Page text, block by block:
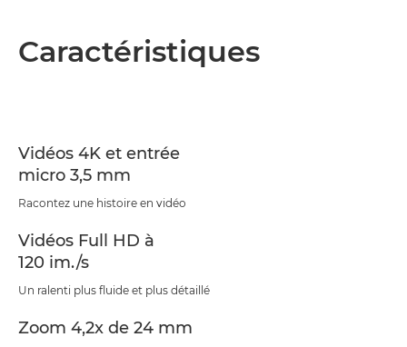
Caractéristiques
Vidéos 4K et entrée
micro 3,5 mm
Racontez une histoire en vidéo
Vidéos Full HD à
120 im./s
Un ralenti plus fluide et plus détaillé
Zoom 4,2x de 24 mm